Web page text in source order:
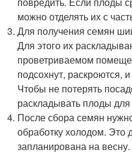
можно отделять их с
Для получения семян
Для этого их
проветриваемом
подсохнут, раскроются,
Чтобы не потерять
раскладывать плоды
После сбора семян
обработку холодом. Это
запланирована на